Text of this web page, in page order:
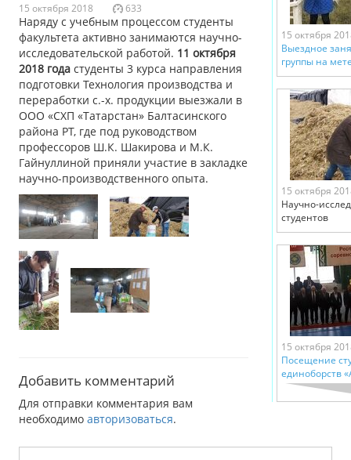
15 октября 2018 633
Наряду с учебным процессом студенты
факультета активно занимаются научно-
исследовательской работой. 11 октября
2018 года студенты 3 курса направления
подготовки Технология производства и
переработки с.-х. продукции выезжали в
ООО «СХП «Татарстан» Балтасинского
района РТ, где под руководством
профессоров Ш.К. Шакирова и М.К.
Гайнуллиной приняли участие в закладке
научно-производственного опыта.
Добавить комментарий
Для отправки комментария вам
необходимо авторизоваться.
15 октября
Выездное
группы на
15 октября
Научно-
студентов
15 октября
Посещение
единоборств